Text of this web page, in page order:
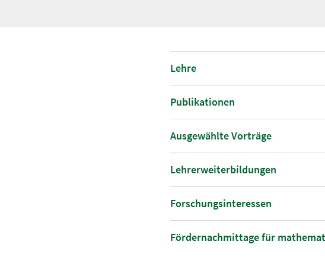
Lehre
Publikationen
Ausgewählte Vorträge
Lehrerweiterbildungen
Forschungsinteressen
Fördernachmittage für